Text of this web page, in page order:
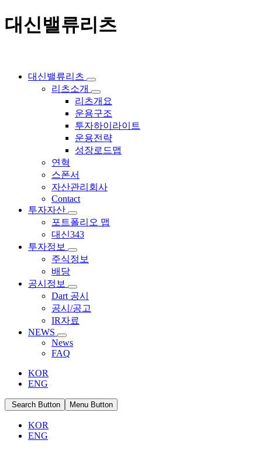
대신밸류리츠
대신밸류리츠
리츠소개
리츠개요
운용구조
투자하이라이트
운용전략
성장로드맵
연혁
스폰서
자산관리회사
Contact
투자자산
포트폴리오 맵
대신343
투자정보
주식정보
배당
공시정보
Dart 공시
공시/공고
IR자료
NEWS
News
FAQ
KOR
ENG
Search Button Menu Button
KOR
ENG